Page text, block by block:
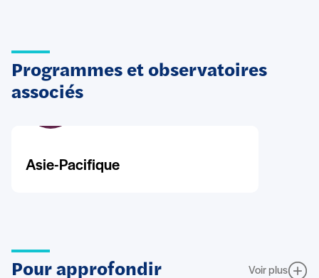
Programmes et observatoires
associés
Asie-Pacifique
Pour approfondir Voir plus